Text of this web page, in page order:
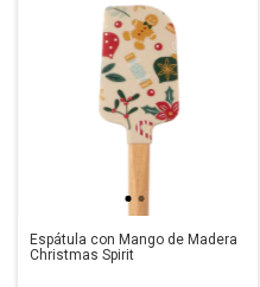
Espátula con Mango de Madera
Christmas Spirit